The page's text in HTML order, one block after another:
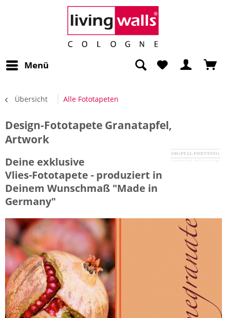
Menü
Übersicht Alle Fototapeten
Design-Fototapete Granatapfel,
Artwork
Deine exklusive
Vlies-Fototapete - produziert in
Deinem Wunschmaß "Made in
Germany"